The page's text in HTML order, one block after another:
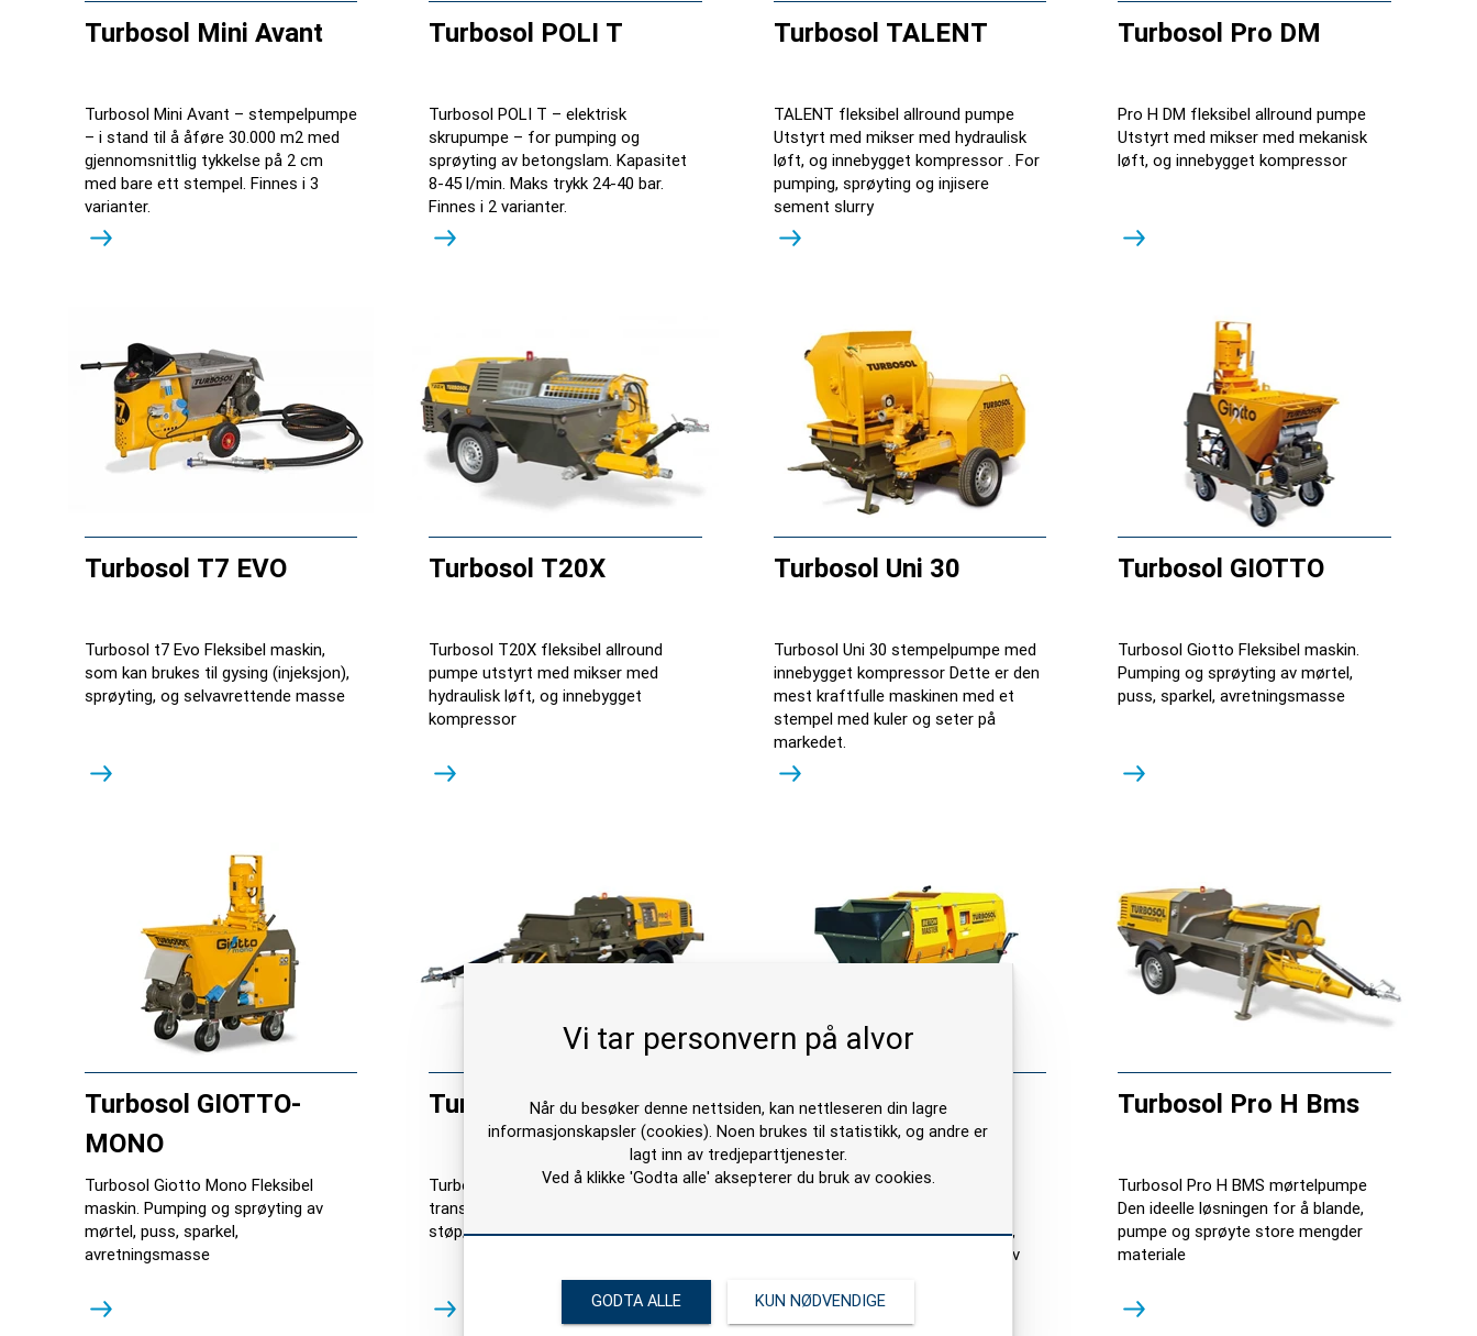
Turbosol Mini Avant
Turbosol Mini Avant – stempelpumpe
– i stand til å åføre 30.000 m2 med
gjennomsnittlig tykkelse på 2 cm
med bare ett stempel. Finnes i 3
varianter.
Turbosol POLI T
Turbosol POLI T – elektrisk
skrupumpe – for pumping og
sprøyting av betongslam. Kapasitet
8-45 l/min. Maks trykk 24-40 bar.
Finnes i 2 varianter.
Turbosol TALENT
TALENT fleksibel allround pumpe
Utstyrt med mikser med hydraulisk
løft, og innebygget kompressor . For
pumping, sprøyting og injisere
sement slurry
Turbosol Pro DM
Pro H DM fleksibel allround pumpe
Utstyrt med mikser med mekanisk
løft, og innebygget kompressor
Turbosol T7 EVO
Turbosol t7 Evo Fleksibel maskin,
som kan brukes til gysing (injeksjon),
sprøyting, og selvavrettende masse
Turbosol T20X
Turbosol T20X fleksibel allround
pumpe utstyrt med mikser med
hydraulisk løft, og innebygget
kompressor
Turbosol Uni 30
Turbosol Uni 30 stempelpumpe med
innebygget kompressor Dette er den
mest kraftfulle maskinen med et
stempel med kuler og seter på
markedet.
Turbosol GIOTTO
Turbosol Giotto Fleksibel maskin.
Pumping og sprøyting av mørtel,
puss, sparkel, avretningsmasse
Turbosol GIOTTO-
MONO
Turbosol Giotto Mono Fleksibel
maskin. Pumping og sprøyting av
mørtel, puss, sparkel,
avretningsmasse
Turbosol Pro H CL
Turbosol PRO H CL pumpe for
transport av store mengder
støp/selvavrettende masse
Turbosol Beton
Master
Turbosol Beton Master er en to-
kapasitet for pumping av betong,
mikro-betong, og for sprøyting av
Turbosol Pro H Bms
Turbosol Pro H BMS mørtelpumpe
Den ideelle løsningen for å blande,
pumpe og sprøyte store mengder
materiale
Vi tar personvern på alvor
Når du besøker denne nettsiden, kan nettleseren din lagre
informasjonskapsler (cookies). Noen brukes til statistikk, og andre er
lagt inn av tredjeparttjenester.
Ved å klikke 'Godta alle' aksepterer du bruk av cookies.
GODTA ALLE KUN NØDVENDIGE